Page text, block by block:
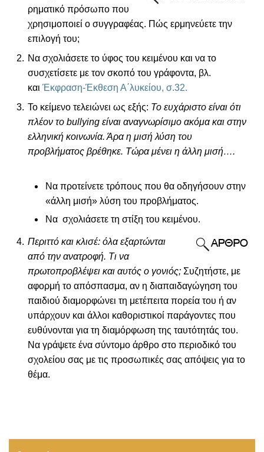
ρηματικό πρόσωπο που
χρησιμοποιεί ο συγγραφέας. Πώς ερμηνεύετε την
επιλογή του;
Να σχολιάσετε το ύφος του κειμένου και να το
συσχετίσετε με τον σκοπό του γράφοντα, βλ.
και Έκφραση-Έκθεση Α΄λυκείου, σ.32.
Το κείμενο τελειώνει ως εξής: Το ευχάριστο είναι ότι
πλέον το bullying είναι αναγνωρίσιμο ακόμα και στην
ελληνική κοινωνία. Άρα η μισή λύση του
προβλήματος βρέθηκε. Τώρα μένει η άλλη μισή….
Να προτείνετε τρόπους που θα οδηγήσουν στην
«άλλη μισή» λύση του προβλήματος.
Να σχολιάσετε τη στίξη του κειμένου.
Περιττό και κλισέ: όλα εξαρτώνται
από την ανατροφή. Τι να
πρωτοπροβλέψει και αυτός ο γονιός; Συζητήστε, με
αφορμή το απόσπασμα, αν η διαπαιδαγώγηση του
παιδιού διαμορφώνει τη μετέπειτα πορεία του ή αν
υπάρχουν και άλλοι καθοριστικοί παράγοντες που
ευθύνονται για τη διαμόρφωση της ταυτότητάς του.
Να γράψετε ένα σύντομο άρθρο στο περιοδικό του
σχολείου σας με τις προσωπικές σας απόψεις για το
θέμα.